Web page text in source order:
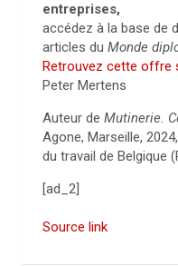
entreprises,
accédez à la base de
articles du Monde
Retrouvez cette offre
Peter Mertens
Auteur de Mutinerie.
Agone, Marseille,
du travail de Belgique
[ad_2]
Source link